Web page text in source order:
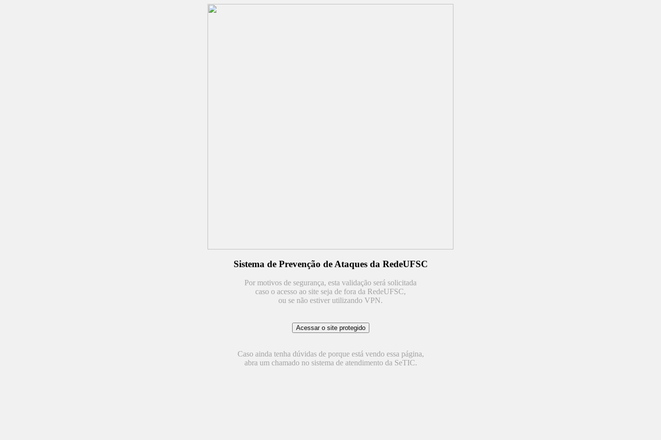
Sistema de Prevenção de Ataques da RedeUFSC
Por motivos de segurança, esta validação será solicitada
caso o acesso ao site seja de fora da RedeUFSC,
ou se não estiver utilizando VPN.
Caso ainda tenha dúvidas de porque está vendo essa página,
abra um chamado no sistema de atendimento da SeTIC.